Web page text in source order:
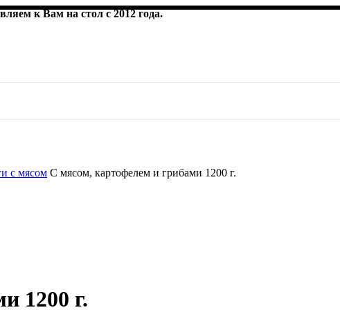
к Вам на стол с 2012 года.
с мясом C мясом, картофелем и грибами 1200 г.
1200 г.